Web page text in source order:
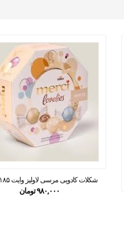
شکلات کادویی مرسی لاولیز وایت ۱۸۵ گرمی
۹۸۰,۰۰۰تومان